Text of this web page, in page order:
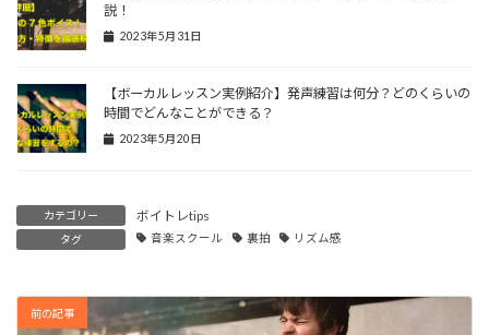
説！
2023年5月31日
【ボーカルレッスン実例紹介】発声練習は何分？どのくらいの
時間でどんなことができる？
2023年5月20日
カテゴリー ボイトレtips
タグ 音楽スクール 裏拍 リズム感
前の記事